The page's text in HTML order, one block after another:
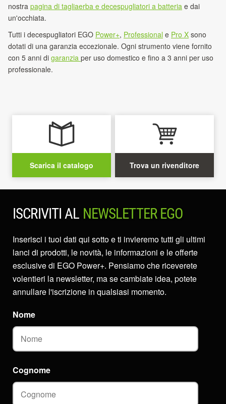
nostra pagina di tagliaerba e decespugliatori a batteria e dai
un'occhiata.
Tutti i decespugliatori EGO Power+, Professional e Pro X sono
dotati di una garanzia eccezionale. Ogni strumento viene fornito
con 5 anni di garanzia per uso domestico e fino a 3 anni per uso
professionale.
Scarica il catalogo Trova un rivenditore
ISCRIVITI AL NEWSLETTER EGO
Inserisci i tuoi dati qui sotto e ti invieremo tutti gli ultimi
lanci di prodotti, le novità, le informazioni e le offerte
esclusive di EGO Power+. Pensiamo che riceverete
volentieri la newsletter, ma se cambiate idea, potete
annullare l'iscrizione in qualsiasi momento.
Nome
Cognome